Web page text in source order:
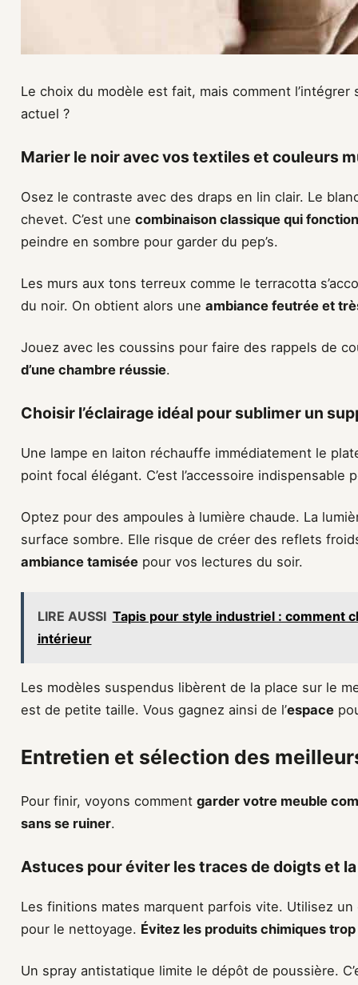
Le choix du modèle est fait, mais comment
actuel ?
Marier le noir avec vos textiles et couleurs
Osez le contraste avec des draps en lin clair. Le
chevet. C’est une combinaison classique qui
peindre en sombre pour garder du pep’s.
Les murs aux tons terreux comme le terracotta
du noir. On obtient alors une ambiance feutrée et
Jouez avec les coussins pour faire des rappels de
d’une chambre réussie.
Choisir l’éclairage idéal pour sublimer un
Une lampe en laiton réchauffe immédiatement le
point focal élégant. C’est l’accessoire indispensable
Optez pour des ampoules à lumière chaude. La
surface sombre. Elle risque de créer des reflets
ambiance tamisée pour vos lectures du soir.
LIRE AUSSI Tapis pour style industriel : comment
intérieur
Les modèles suspendus libèrent de la place sur le
est de petite taille. Vous gagnez ainsi de l’espace
Entretien et sélection des
Pour finir, voyons comment garder votre meuble
sans se ruiner.
Astuces pour éviter les traces de doigts et
Les finitions mates marquent parfois vite. Utilisez
pour le nettoyage. Évitez les produits chimiques
Un spray antistatique limite le dépôt de poussière.